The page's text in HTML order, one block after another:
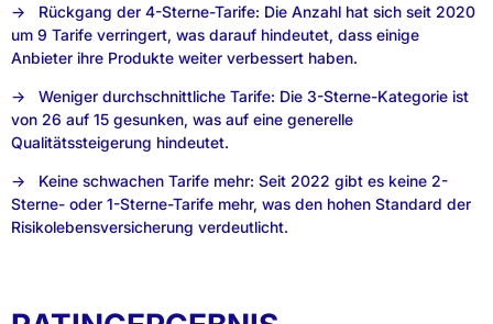
→ Rückgang der 4-Sterne-Tarife: Die Anzahl hat sich seit 2020
um 9 Tarife verringert, was darauf hindeutet, dass einige
Anbieter ihre Produkte weiter verbessert haben.
→ Weniger durchschnittliche Tarife: Die 3-Sterne-Kategorie ist
von 26 auf 15 gesunken, was auf eine generelle
Qualitätssteigerung hindeutet.
→ Keine schwachen Tarife mehr: Seit 2022 gibt es keine 2-
Sterne- oder 1-Sterne-Tarife mehr, was den hohen Standard der
Risikolebensversicherung verdeutlicht.